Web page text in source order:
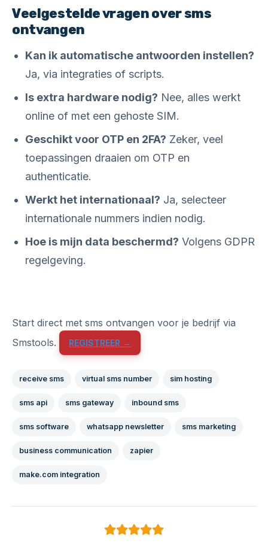
Veelgestelde vragen over sms
ontvangen
Kan ik automatische antwoorden instellen?
Ja, via integraties of scripts.
Is extra hardware nodig? Nee, alles werkt
online of met een gehoste SIM.
Geschikt voor OTP en 2FA? Zeker, veel
toepassingen draaien om OTP en
authenticatie.
Werkt het internationaal? Ja, selecteer
internationale nummers indien nodig.
Hoe is mijn data beschermd? Volgens GDPR
regelgeving.
Start direct met sms ontvangen voor je bedrijf via
Smstools.
REGISTREER →
receive sms virtual sms number sim hosting
sms api sms gateway inbound sms
sms software whatsapp newsletter sms marketing
business communication zapier
make.com integration